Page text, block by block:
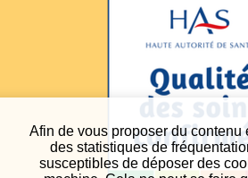
Afin de vous proposer du contenu
des statistiques de
susceptibles de déposer des